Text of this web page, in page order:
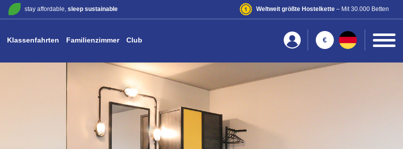
stay affordable, sleep sustainable Weltweit größte Hostelkette– Mit 30.000 Betten
Klassenfahrten Familienzimmer Club €